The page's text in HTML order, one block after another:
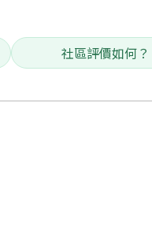
社區評價如何？